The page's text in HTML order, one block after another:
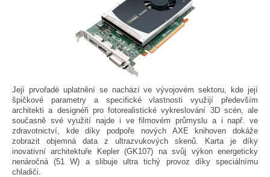
Její prvořadé uplatnění se nachází ve vývojovém sektoru, kde její
špičkové parametry a specifické vlastnosti využijí především
architekti a designéři pro fotorealistické vykreslování 3D scén, ale
současně své využití najde i ve filmovém průmyslu a i např. ve
zdravotnictví, kde díky podpoře nových AXE knihoven dokáže
zobrazit objemná data z ultrazvukových skenů. Karta je díky
inovativní architektuře Kepler (GK107) na svůj výkon energeticky
nenáročná (51 W) a slibuje ultra tichý provoz díky speciálnímu
chladiči.